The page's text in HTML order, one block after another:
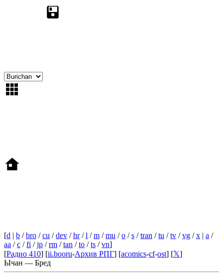
[d | b /bro /cu /dev /hr/l /m /mu /o /s /tran /tu /tv /vg /x | a /
aa /c /fi /jp /rm /tan /to /ts /vn]
[Радио 410] [ii.booru-Архив РПГ] [acomics-cf-ost] [𝕏]
Ычан — Бред